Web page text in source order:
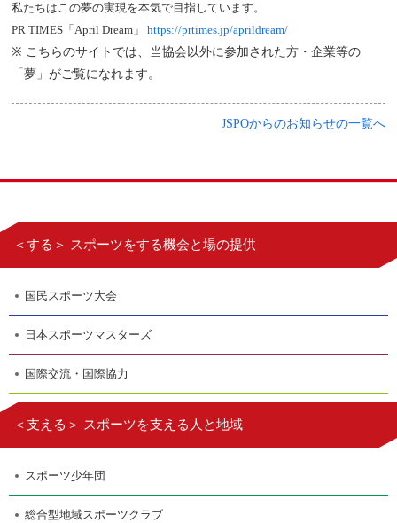
私たちはこの夢の実現を本気で目指しています。
PR TIMES「April Dream」https://prtimes.jp/aprildream/
※ こちらのサイトでは、当協会以外に参加された方・企業等の
「夢」がご覧になれます。
JSPOからのお知らせの一覧へ
＜する＞ スポーツをする機会と場の提供
国民スポーツ大会
日本スポーツマスターズ
国際交流・国際協力
＜支える＞ スポーツを支える人と地域
スポーツ少年団
総合型地域スポーツクラブ